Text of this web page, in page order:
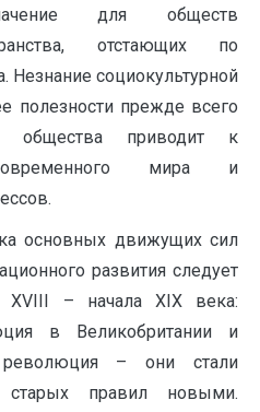
для обществ
отстающих по
Незнание социокультурной
полезности прежде всего
общества приводит к
мира и
основных движущих сил
развития следует
XVIII – начала XIX века:
в Великобритании и
революция – они стали
старых правил новыми.